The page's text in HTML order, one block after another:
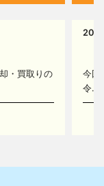
・買取りの
今回
令...